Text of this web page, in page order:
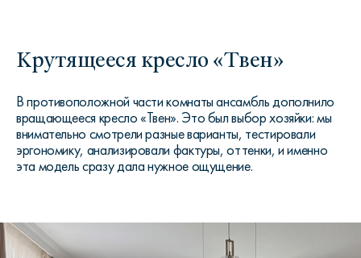
Крутящееся кресло «Твен»
В противоположной части комнаты ансамбль дополнило
вращающееся кресло «Твен». Это был выбор хозяйки: мы
внимательно смотрели разные варианты, тестировали
эргономику, анализировали фактуры, оттенки, и именно
эта модель сразу дала нужное ощущение.